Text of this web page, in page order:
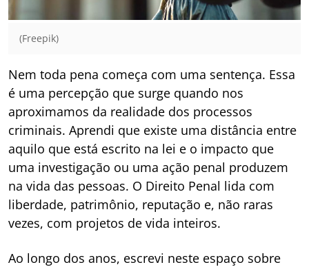
(Freepik)
Nem toda pena começa com uma sentença. Essa
é uma percepção que surge quando nos
aproximamos da realidade dos processos
criminais. Aprendi que existe uma distância entre
aquilo que está escrito na lei e o impacto que
uma investigação ou uma ação penal produzem
na vida das pessoas. O Direito Penal lida com
liberdade, patrimônio, reputação e, não raras
vezes, com projetos de vida inteiros.
Ao longo dos anos, escrevi neste espaço sobre